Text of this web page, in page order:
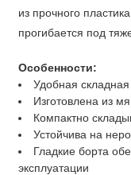
из прочного
прогибается под
Особенности:
Удобная
Изготовлена из
Компактно
Устойчива на
Гладкие борта
эксплуатации